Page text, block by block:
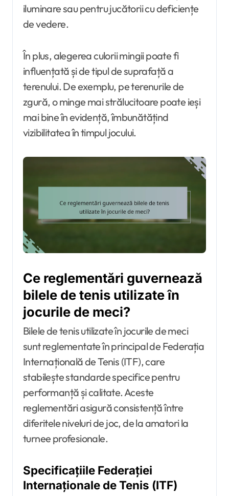
iluminare sau pentru jucătorii cu deficiențe
de vedere.
În plus, alegerea culorii mingii poate fi
influențată și de tipul de suprafață a
terenului. De exemplu, pe terenurile de
zgură, o minge mai strălucitoare poate ieși
mai bine în evidență, îmbunătățind
vizibilitatea în timpul jocului.
Ce reglementări guvernează
bilele de tenis utilizate în
jocurile de meci?
Bilele de tenis utilizate în jocurile de meci
sunt reglementate în principal de Federația
Internațională de Tenis (ITF), care
stabilește standarde specifice pentru
performanță și calitate. Aceste
reglementări asigură consistență între
diferitele niveluri de joc, de la amatori la
turnee profesionale.
Specificațiile Federației
Internaționale de Tenis (ITF)